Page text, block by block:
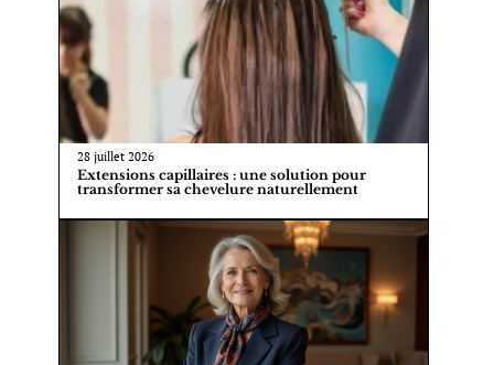
28 juillet 2026
Extensions capillaires : une solution pour
transformer sa chevelure naturellement